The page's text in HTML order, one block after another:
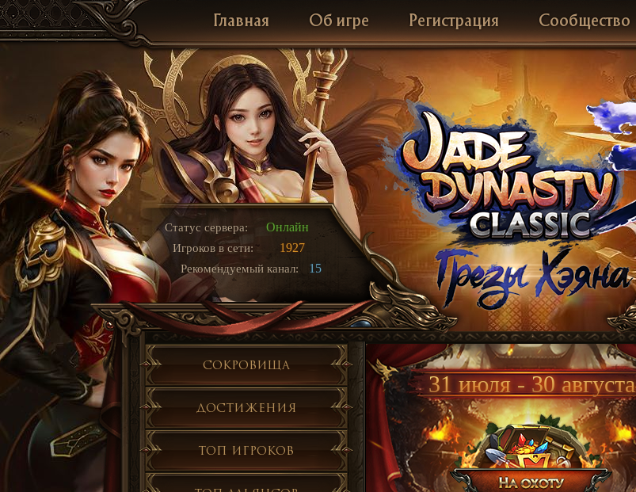
Главная Об игре Регистрация Сообщество
Статус сервера: Онлайн
Игроков в сети: 1927
Рекомендуемый канал: 15
Сокровища
Достижения
Топ игроков
31 июля - 30 августа